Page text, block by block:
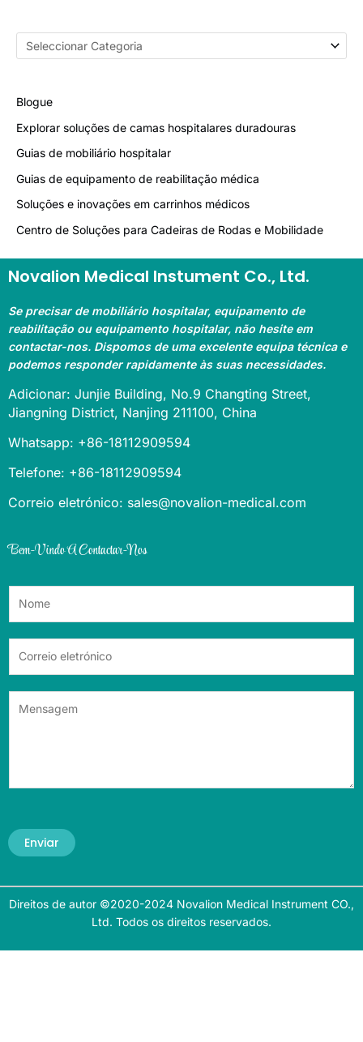
Blogue
Explorar soluções de camas hospitalares duradouras
Guias de mobiliário hospitalar
Guias de equipamento de reabilitação médica
Soluções e inovações em carrinhos médicos
Centro de Soluções para Cadeiras de Rodas e Mobilidade
Novalion Medical Instument Co., Ltd.
Se precisar de mobiliário hospitalar, equipamento de
reabilitação ou equipamento hospitalar, não hesite em
contactar-nos. Dispomos de uma excelente equipa técnica e
podemos responder rapidamente às suas necessidades.
Adicionar: Junjie Building, No.9 Changting Street,
Jiangning District, Nanjing 211100, China
Whatsapp: +86-18112909594
Telefone: +86-18112909594
Correio eletrónico: sales@novalion-medical.com
Bem-Vindo A Contactar-Nos
Enviar
Direitos de autor ©2020-2024 Novalion Medical Instrument CO.,
Ltd. Todos os direitos reservados.